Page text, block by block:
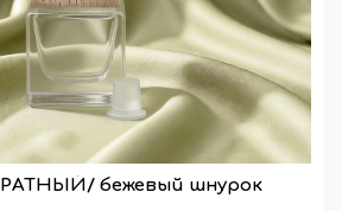
бежевый шнурок